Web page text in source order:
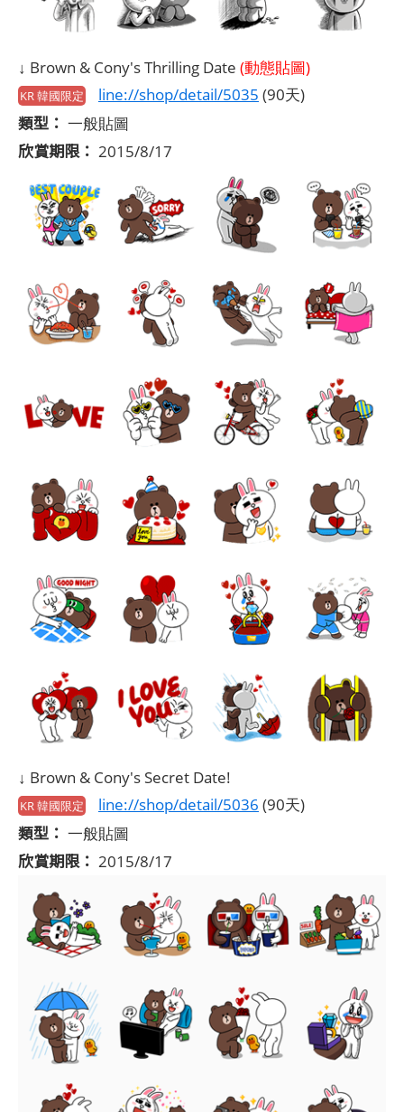
↓ Brown & Cony's Thrilling Date (動態貼圖)
KR 韓國限定 line://shop/detail/5035 (90天)
類型： 一般貼圖
欣賞期限： 2015/8/17
↓ Brown & Cony's Secret Date!
KR 韓國限定 line://shop/detail/5036 (90天)
類型： 一般貼圖
欣賞期限： 2015/8/17